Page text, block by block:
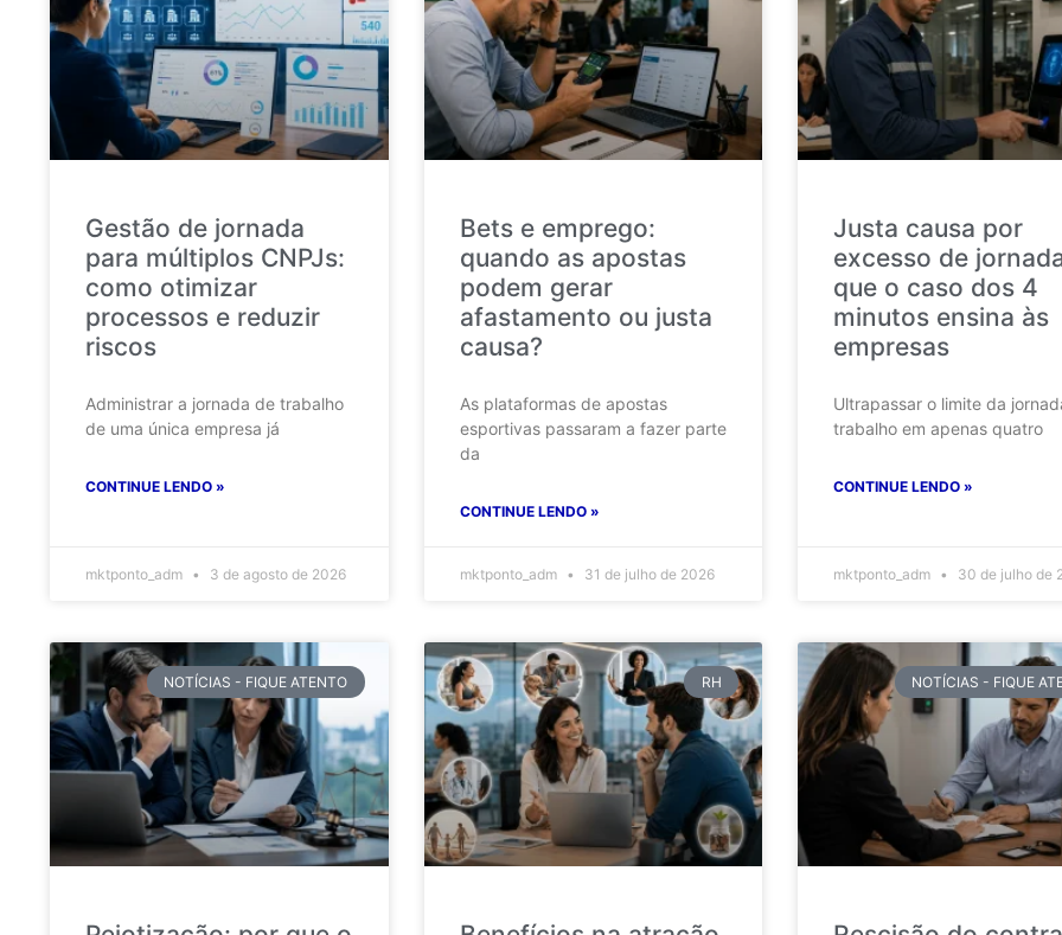
Gestão de jornada
para múltiplos CNPJs:
como otimizar
processos e reduzir
riscos
Administrar a jornada de trabalho
de uma única empresa já
CONTINUE LENDO »
mktponto_adm 3 de agosto de 2026
Bets e emprego:
quando as apostas
podem gerar
afastamento ou justa
causa?
As plataformas de apostas
esportivas passaram a fazer parte
da
CONTINUE LENDO »
mktponto_adm 31 de julho de 2026
Justa causa por
excesso de
que o caso dos 4
minutos ensina às
empresas
Ultrapassar o limite da
trabalho em apenas quatro
CONTINUE LENDO »
mktponto_adm 30 de julho de
NOTÍCIAS - FIQUE ATENTO RH NOTÍCIAS - FIQUE